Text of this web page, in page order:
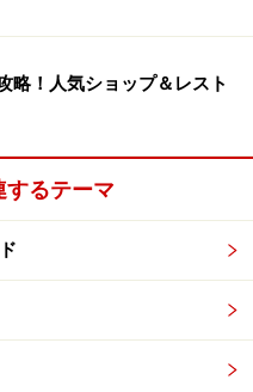
は牛乳プリン。甘すぎず
の暑い時など冷たくいた
生姜入り入り牛乳プリ
ンは他に卵やチョコレ
には、冷たい（コール
ンドイッチメニューも豊
前後とリーズナブルでお
ったときにもいいです
略！人気ショップ＆レスト
するテーマ